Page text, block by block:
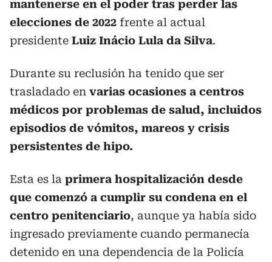
mantenerse en el poder tras perder las
elecciones de 2022 frente al actual
presidente Luiz Inácio Lula da Silva.
Durante su reclusión ha tenido que ser
trasladado en varias ocasiones a centros
médicos por problemas de salud, incluidos
episodios de vómitos, mareos y crisis
persistentes de hipo.
Esta es la primera hospitalización desde
que comenzó a cumplir su condena en el
centro penitenciario, aunque ya había sido
ingresado previamente cuando permanecía
detenido en una dependencia de la Policía